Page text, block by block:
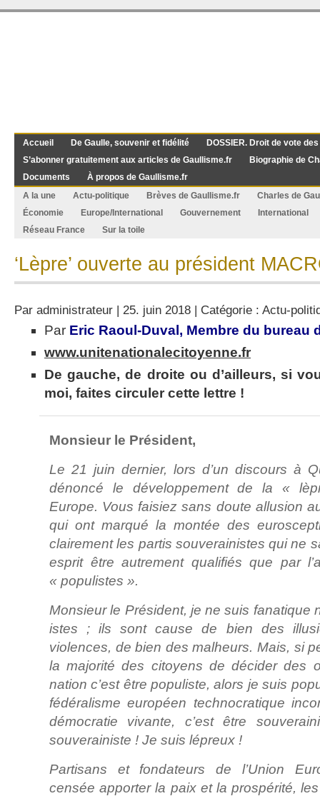
Accueil De Gaulle, souvenir et fidélité
DOSSIER. Droit de vote
S’abonner gratuitement aux articles de Gaullisme.fr
Biographie de
Documents
À propos de Gaullisme.fr
A la une
Actu-politique Brèves de Gaullisme.fr
Charles de
Économie
Europe/International Gouvernement
International
Réseau France
Sur la toile
‘Lèpre’ ouverte au président
Par administrateur | 25. juin 2018 | Catégorie : Actu-
Par Eric Raoul-Duval, Membre du bureau
www.unitenationalecitoyenne.fr
De gauche, de droite ou d’ailleurs, si
moi, faites circuler cette lettre !
Monsieur le Président,
Le 21 juin dernier, lors d’un discours à
dénoncé le développement de la «
Europe. Vous faisiez sans doute allusion
qui ont marqué la montée des
clairement les partis souverainistes qui ne
esprit être autrement qualifiés que par
« populistes ».
Monsieur le Président, je ne suis fanatique
istes ; ils sont cause de bien des
violences, de bien des malheurs. Mais, si
la majorité des citoyens de décider des
nation c’est être populiste, alors je suis
fédéralisme européen technocratique
démocratie vivante, c’est être
souverainiste ! Je suis lépreux !
Partisans et fondateurs de l’Union
censée apporter la paix et la prospérité,